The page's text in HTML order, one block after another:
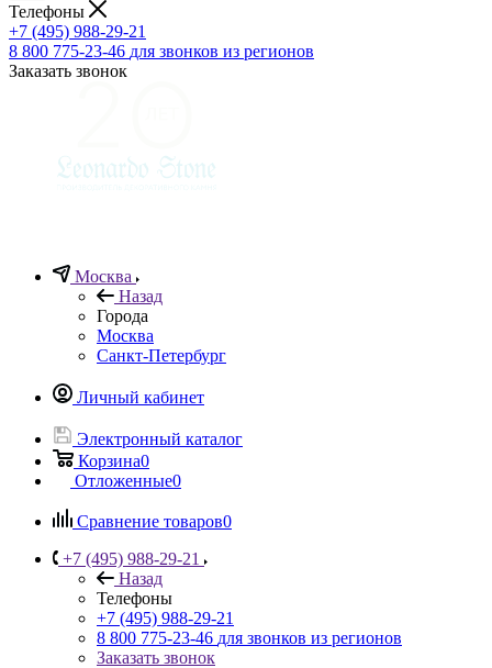
Телефоны
+7 (495) 988-29-21
8 800 775-23-46 для звонков из регионов
Заказать звонок
Москва
Назад
Города
Москва
Санкт-Петербург
Личный кабинет
Электронный каталог
Корзина0
Отложенные0
Сравнение товаров0
+7 (495) 988-29-21
Назад
Телефоны
+7 (495) 988-29-21
8 800 775-23-46 для звонков из регионов
Заказать звонок